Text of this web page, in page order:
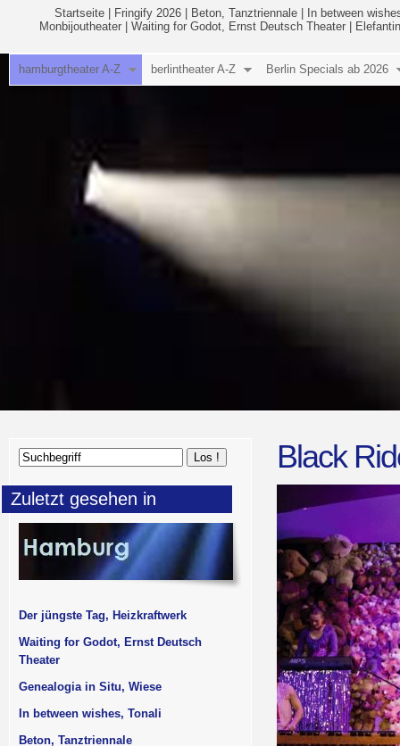
Startseite Fringify 2026 Beton, Tanztriennale
In between
Monbijoutheater
Waiting for Godot, Ernst Deutsch Theater
hamburgtheater A-Z berlintheater A-Z Berlin Specials ab 2026
Black
Zuletzt gesehen in
Der jüngste Tag, Heizkraftwerk
Waiting for Godot, Ernst Deutsch
Theater
Genealogia in Situ, Wiese
In between wishes, Tonali
Beton, Tanztriennale